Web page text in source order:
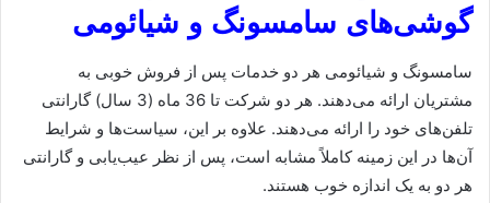
گوشی‌های سامسونگ و شیائومی
سامسونگ و شیائومی هر دو خدمات پس از فروش خوبی به
مشتریان ارائه می‌دهند. هر دو شرکت تا 36 ماه (3 سال) گارانتی
تلفن‌های خود را ارائه می‌دهند. علاوه بر این، سیاست‌ها و شرایط
آن‌ها در این زمینه کاملاً مشابه است، پس از نظر عیب‌یابی و گارانتی
هر دو به یک اندازه خوب هستند.